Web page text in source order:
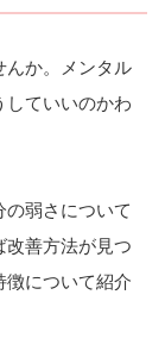
んか。メンタル
していいのかわ
の弱さについて
改善方法が見つ
徴について紹介